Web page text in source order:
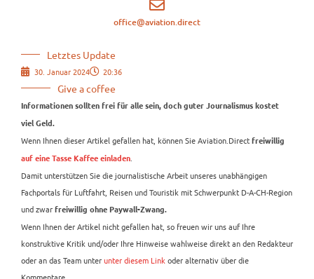
office@aviation.direct
Letztes Update
30. Januar 2024 20:36
Give a coffee
Informationen sollten frei für alle sein, doch guter Journalismus kostet
viel Geld.
Wenn Ihnen dieser Artikel gefallen hat, können Sie Aviation.Direct freiwillig
auf eine Tasse Kaffee einladen
Damit unterstützen Sie die journalistische Arbeit unseres unabhängigen
Fachportals für Luftfahrt, Reisen und Touristik mit Schwerpunkt D-A-CH-Region
und zwar freiwillig ohne Paywall-Zwang.
Wenn Ihnen der Artikel nicht gefallen hat, so freuen wir uns auf Ihre
konstruktive Kritik und/oder Ihre Hinweise wahlweise direkt an den Redakteur
oder an das Team unterunter diesem Link oder alternativ über die